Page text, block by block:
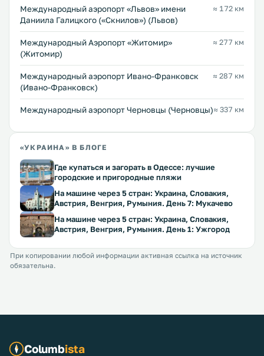
Междунарoдный аэропорт «Львов» имени
Даниила Галицкого («Скнилов») (Львов)
≈ 172 км
Международный Аэропорт «Житомир»
(Житомир)
≈ 277 км
Международный аэропорт Ивано-Франковск
(Ивано-Франковск)
≈ 287 км
Международный аэропорт Черновцы (Черновцы)≈ 337 км
«УКРАИНА» В БЛОГЕ
Где купаться и загорать в Одессе: лучшие
городские и пригородные пляжи
На машине через 5 стран: Украина, Словакия,
Австрия, Венгрия, Румыния. День 7: Мукачево
На машине через 5 стран: Украина, Словакия,
Австрия, Венгрия, Румыния. День 1: Ужгород
При копировании любой информации активная ссылка на источник
обязательна.
Columbista